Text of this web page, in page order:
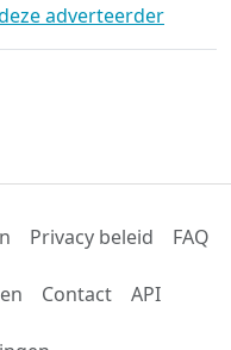
adverteerder
Privacy beleid FAQ
Contact API